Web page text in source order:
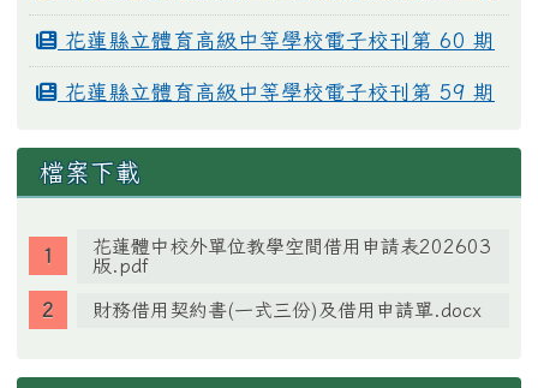
花蓮縣立體育高級中等學校電子校刊第 60 期
花蓮縣立體育高級中等學校電子校刊第 59 期
檔案下載
花蓮體中校外單位教學空間借用申請表202603
版.pdf
財務借用契約書(一式三份)及借用申請單.docx